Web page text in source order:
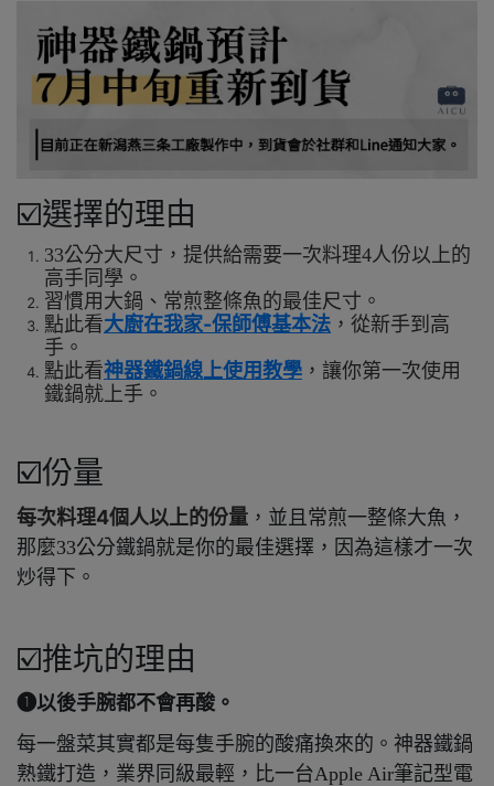
☑️選擇的理由
33公分大尺寸， 提供給需要一次料理4人份以上的
高手同學。
習慣用大鍋、常煎整條魚的最佳尺寸。
點此看大廚在我家-保師傅基本法 ，從新手到高
手。
點此看神器鐵鍋線上使用教學 ，讓你第一次使用
鐵鍋就上手。
☑️份量
每次料理4個人以上的份量 ， 並且常煎一整條大魚，
那麼33公分鐵鍋就是你的最佳選擇，因為這樣才一次
炒得下。
☑️推坑的理由
➊以後手腕都不會再酸。
每一盤菜其實都是每隻手腕的酸痛換來的。神器鐵鍋
熟鐵打造，業界同級最輕，比一台Apple Air筆記型電